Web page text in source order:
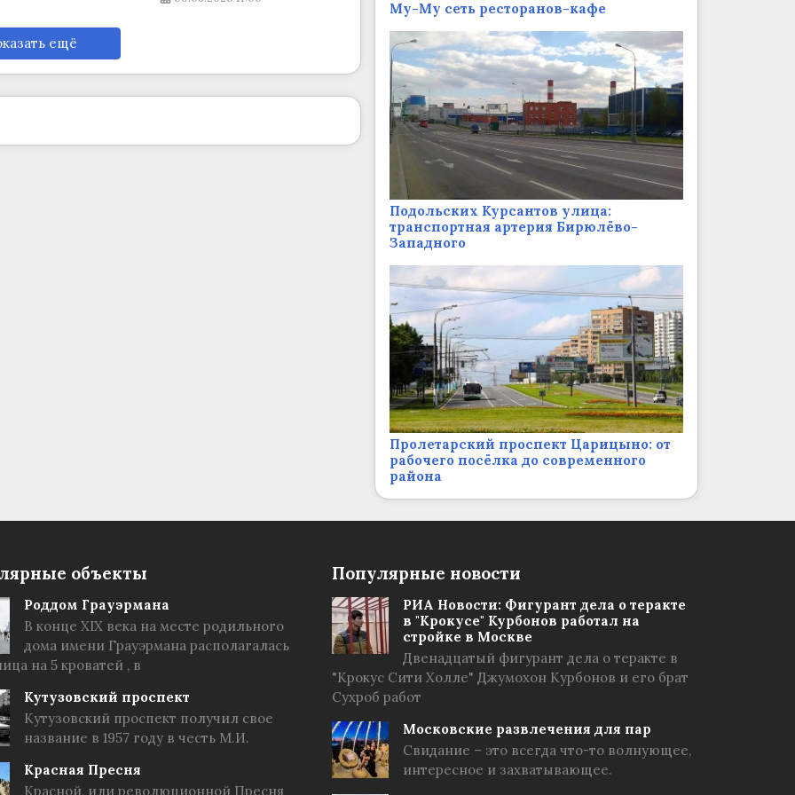
ещё
Му-Му сеть ресторанов-кафе
Подольских Курсантов улица:
транспортная артерия Бирюлёво-
Западного
Пролетарский проспект Царицыно: от
рабочего посёлка до современного
района
объекты
Роддом Грауэрмана
В конце XIX века на месте родильного
дома имени Грауэрмана располагалась
на 5 кроватей , в
Кутузовский проспект
Кутузовский проспект получил свое
название в 1957 году в честь М.И.
Красная Пресня
Красной, или революционной Пресня
Популярные новости
РИА Новости: Фигурант дела о теракте
в "Крокусе" Курбонов работал на
стройке в Москве
Двенадцатый фигурант дела о теракте в
"Крокус Сити Холле" Джумохон Курбонов и его брат
Сухроб работ
Московские развлечения для пар
Свидание – это всегда что-то волнующее,
интересное и захватывающее.